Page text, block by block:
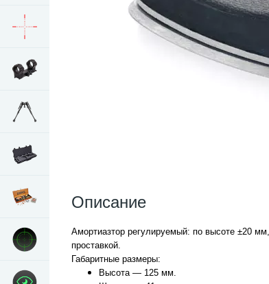
Описание
Амортиазтор регулируемый: по высоте ±20
проставкой.
Габаритные размеры:
Высота — 125 мм.